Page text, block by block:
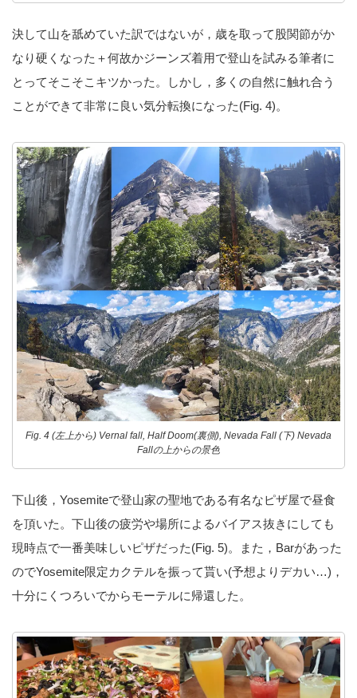
決して山を舐めていた訳ではないが，歳を取って股関節がか
なり硬くなった＋何故かジーンズ着用で登山を試みる筆者に
とってそこそこキツかった。しかし，多くの自然に触れ合う
ことができて非常に良い気分転換になった(Fig. 4)。
Fig. 4 (左上から) Vernal fall, Half Doom(裏側), Nevada Fall (下) Nevada
Fallの上からの景色
下山後，Yosemiteで登山家の聖地である有名なピザ屋で昼食
を頂いた。下山後の疲労や場所によるバイアス抜きにしても
現時点で一番美味しいピザだった(Fig. 5)。また，Barがあった
のでYosemite限定カクテルを振って貰い(予想よりデカい…)，
十分にくつろいでからモーテルに帰還した。